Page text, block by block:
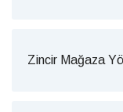
Zincir Mağaza